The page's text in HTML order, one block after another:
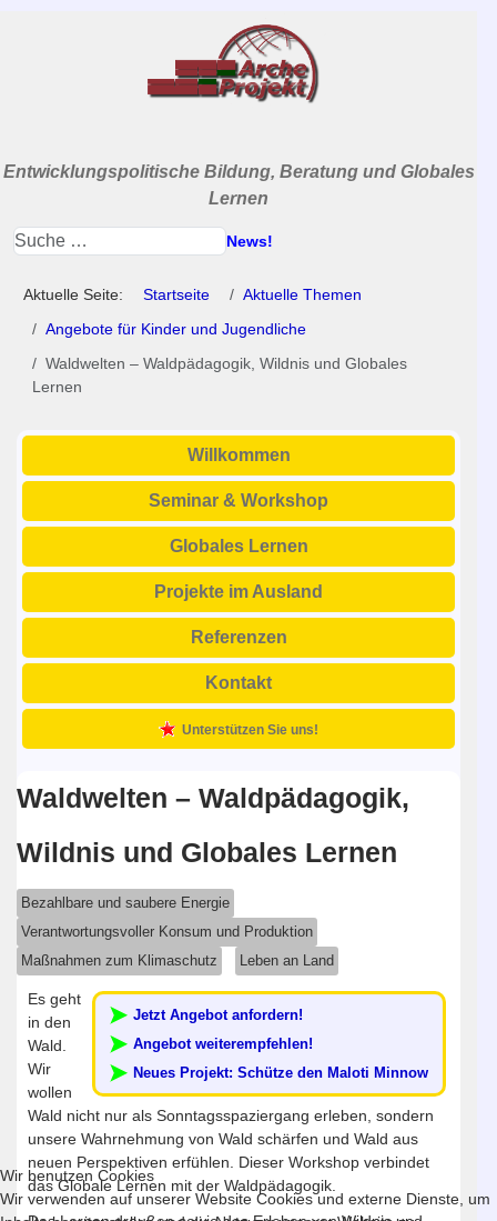
Entwicklungspolitische Bildung, Beratung und Globales
Lernen
News!
Aktuelle Seite: Startseite
Aktuelle Themen
Angebote für Kinder und Jugendliche
Waldwelten – Waldpädagogik, Wildnis und Globales
Lernen
Willkommen
Seminar & Workshop
Globales Lernen
Projekte im Ausland
Referenzen
Kontakt
Unterstützen Sie uns!
Waldwelten – Waldpädagogik,
Wildnis und Globales Lernen
Bezahlbare und saubere Energie
Verantwortungsvoller Konsum und Produktion
Maßnahmen zum Klimaschutz
Leben an Land
Jetzt Angebot anfordern!
Angebot weiterempfehlen!
Neues Projekt: Schütze den Maloti Minnow
Es geht
in den
Wald.
Wir
wollen
Wald nicht nur als Sonntagsspaziergang erleben, sondern
unsere Wahrnehmung von Wald schärfen und Wald aus
neuen Perspektiven erfühlen. Dieser Workshop verbindet
das Globale Lernen mit der Waldpädagogik.
Wir benutzen Cookies
Wir verwenden auf unserer Website Cookies und externe Dienste, um